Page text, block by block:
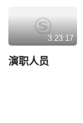
3:23:17
演职人员